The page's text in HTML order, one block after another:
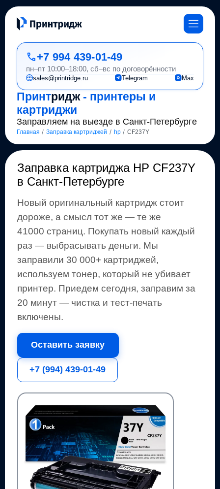
Принтридж- принтеры и
картриджи
Заправляем на выезде в Санкт-Петербурге
Главная / Заправка картриджей / hp / CF237Y
+7 994 439-01-49
пн–пт 10:00–18:00, сб–вс по договорённости
sales@printridge.ru Telegram Max
Заправка картриджа HP CF237Y
в Санкт-Петербурге
Новый оригинальный картридж стоит
дороже, а смысл тот же — те же
41000 страниц. Покупать новый каждый
раз — выбрасывать деньги. Мы
заправили 30 000+ картриджей,
используем тонер, который не убивает
принтер. Приедем сегодня, заправим за
20 минут — чистка и тест-печать
включены.
Оставить заявку
+7 (994) 439-01-49